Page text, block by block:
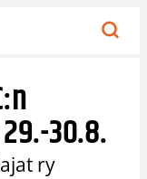
30.8.
ry